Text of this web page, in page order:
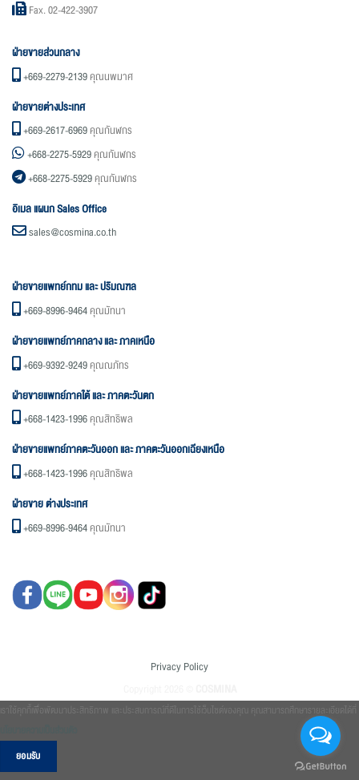
Fax. 02-422-3907
ฝ่ายขายส่วนกลาง
+669-2279-2139คุณนพมาศ
ฝ่ายขายต่างประเทศ
+669-2617-6969คุณกันฬกร
+668-2275-5929คุณกันฬกร
+668-2275-5929คุณกันฬกร
อิเมล แผนก Sales Office
sales@cosmina.co.th
ฝ่ายขายแพทย์กทม และ ปริมณฑล
+669-8996-9464คุณมัทนา
ฝ่ายขายแพทย์ภาคกลาง และ ภาคเหนือ
+669-9392-9249คุณณภัทร
ฝ่ายขายแพทย์ภาคใต้ และ ภาคตะวันตก
+668-1423-1996คุณสิทธิพล
ฝ่ายขายแพทย์ภาคตะวันออก และ ภาคตะวันออกเฉียงเหนือ
+668-1423-1996คุณสิทธิพล
ฝ่ายขาย ต่างประเทศ
+669-8996-9464คุณมัทนา
Privacy Policy
เราใช้คุกกี้เพื่อพัฒนาประสิทธิภาพ และประสบการณ์ที่ดีในการใช้เว็บไซต์ของคุณ คุณสามารถศึกษารายละเอียดได้ที่
ยอมรับ